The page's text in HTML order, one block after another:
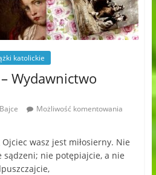
katolickie
Wydawnictwo
Możliwość komentowania
wasz jest miłosierny. Nie
sądzeni; nie potępiajcie, a nie